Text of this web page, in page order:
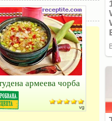
армеева чорба
vg